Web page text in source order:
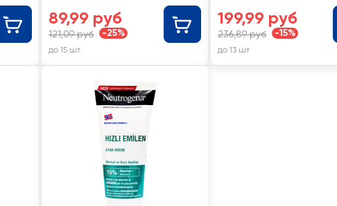
89,99 руб
121,09 руб -25%
до 15 шт
199,99 руб
236,89 руб -15%
до 13 шт